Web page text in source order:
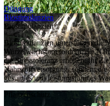
Düngung
Biostimulanzien
Biostimulanzien
Biostimulanzien unterstützen die
Wurzelwachstum fördern, die
die Stresstoleranz erhöhen. Ihr
Nährstoffversorgung, sondern
gesundes und leistungsfähiges
Pflanzenschutz